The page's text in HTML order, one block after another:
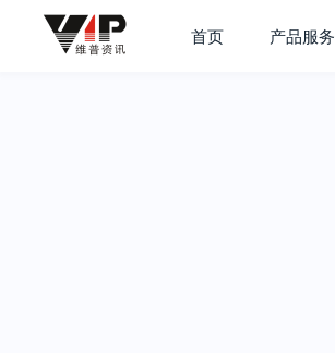
首页 产品服务